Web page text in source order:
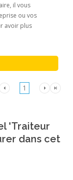
il vous
ou vos
avoir plus
1
'Traiteur
dans cet